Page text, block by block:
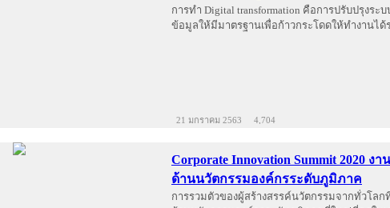
การทำ Digital transformation คือการปรับปรุงระบ
ข้อมูลให้มีมาตรฐานเพื่อก้าวกระโดดให้ทำงานได้
21 มกราคม 2563 4,704
Corporate Innovation Summit 2020 ง
ด้านนวัตกรรมองค์กรระดับภูมิภาค
การรวมตัวของผู้สร้างสรรค์นวัตกรรมจากทั่วโล